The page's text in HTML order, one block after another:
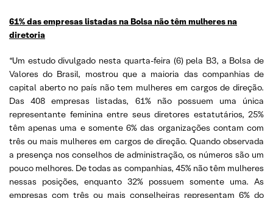
61% das empresas listadas na Bolsa não têm mulheres na
diretoria
“Um estudo divulgado nesta quarta-feira (6) pela B3, a Bolsa de
Valores do Brasil, mostrou que a maioria das companhias de
capital aberto no país não tem mulheres em cargos de direção.
Das 408 empresas listadas, 61% não possuem uma única
representante feminina entre seus diretores estatutários, 25%
têm apenas uma e somente 6% das organizações contam com
três ou mais mulheres em cargos de direção. Quando observada
a presença nos conselhos de administração, os números são um
pouco melhores. De todas as companhias, 45% não têm mulheres
nessas posições, enquanto 32% possuem somente uma. As
empresas com três ou mais conselheiras representam 6% do